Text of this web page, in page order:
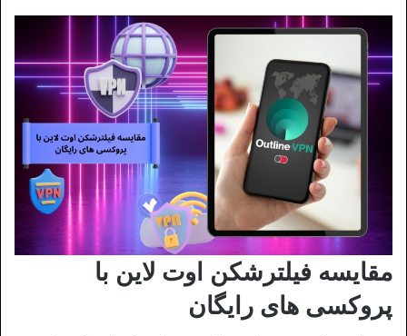
مقایسه فیلترشکن اوت لاین با
پروکسی‌ های رایگان